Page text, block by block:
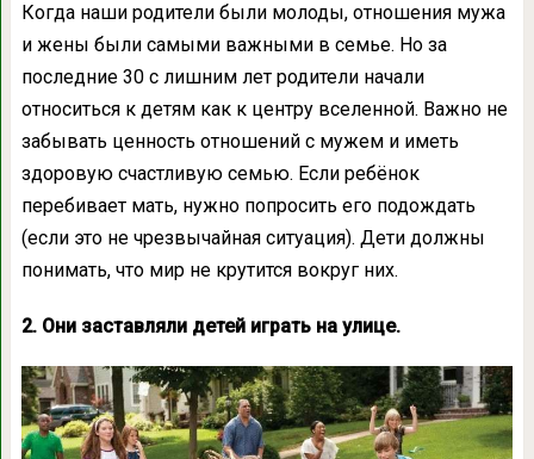
Когда наши родители были молоды, отношения мужа
и жены были самыми важными в семье. Но за
последние 30 с лишним лет родители начали
относиться к детям как к центру вселенной. Важно не
забывать ценность отношений с мужем и иметь
здоровую счастливую семью. Если ребёнок
перебивает мать, нужно попросить его подождать
(если это не чрезвычайная ситуация). Дети должны
понимать, что мир не крутится вокруг них.
2. Они заставляли детей играть на улице.